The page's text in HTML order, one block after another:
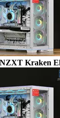
NZXT Kraken